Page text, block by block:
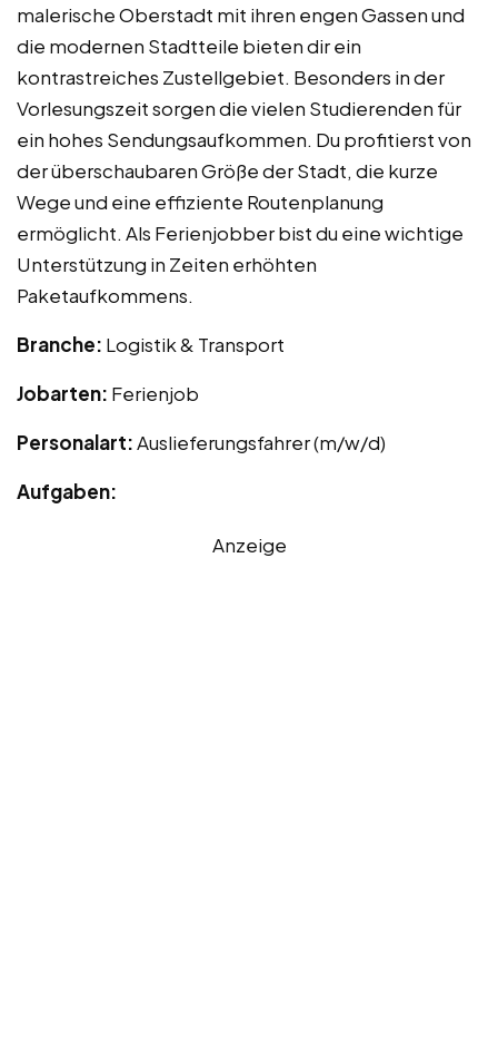
malerische Oberstadt mit ihren engen Gassen und
die modernen Stadtteile bieten dir ein
kontrastreiches Zustellgebiet. Besonders in der
Vorlesungszeit sorgen die vielen Studierenden für
ein hohes Sendungsaufkommen. Du profitierst von
der überschaubaren Größe der Stadt, die kurze
Wege und eine effiziente Routenplanung
ermöglicht. Als Ferienjobber bist du eine wichtige
Unterstützung in Zeiten erhöhten
Paketaufkommens.
Branche: Logistik & Transport
Jobarten: Ferienjob
Personalart:Auslieferungsfahrer (m/w/d)
Aufgaben:
Anzeige